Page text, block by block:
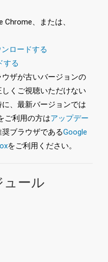
、または、
ロードする
する
ザが古いバージョンの
くご視聴いただけない
、最新バージョンでは
ご利用の方はアップデー
ブラウザであるGoogle
をご利用ください。
ュール